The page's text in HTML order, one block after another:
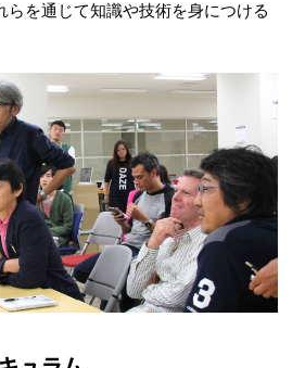
らを通じて知識や技術を身につける